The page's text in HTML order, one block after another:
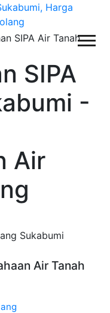
SIPA
-
Air
Sukabumi
Air Tanah